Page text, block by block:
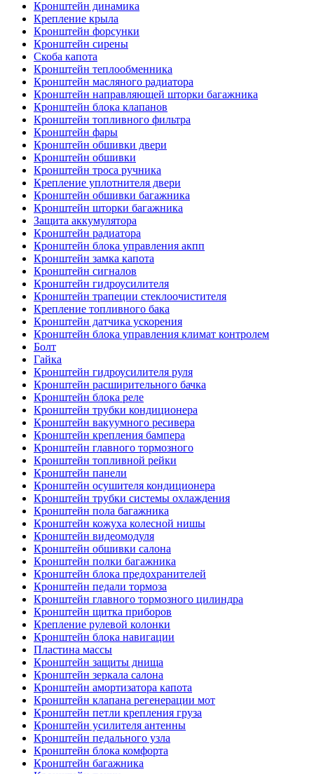
Кронштейн динамика
Крепление крыла
Кронштейн форсунки
Кронштейн сирены
Скоба капота
Кронштейн теплообменника
Кронштейн масляного радиатора
Кронштейн направляющей шторки багажника
Кронштейн блока клапанов
Кронштейн топливного фильтра
Кронштейн фары
Кронштейн обшивки двери
Кронштейн обшивки
Кронштейн троса ручника
Крепление уплотнителя двери
Кронштейн обшивки багажника
Кронштейн шторки багажника
Защита аккумулятора
Кронштейн радиатора
Кронштейн блока управления акпп
Кронштейн замка капота
Кронштейн сигналов
Кронштейн гидроусилителя
Кронштейн трапеции стеклоочистителя
Крепление топливного бака
Кронштейн датчика ускорения
Кронштейн блока управления климат контролем
Болт
Гайка
Кронштейн гидроусилителя руля
Кронштейн расширительного бачка
Кронштейн блока реле
Кронштейн трубки кондиционера
Кронштейн вакуумного ресивера
Кронштейн крепления бампера
Кронштейн главного тормозного
Кронштейн топливной рейки
Кронштейн панели
Кронштейн осушителя кондиционера
Кронштейн трубки системы охлаждения
Кронштейн пола багажника
Кронштейн кожуха колесной нишы
Кронштейн видеомодуля
Кронштейн обшивки салона
Кронштейн полки багажника
Кронштейн блока предохранителей
Кронштейн педали тормоза
Кронштейн главного тормозного цилиндра
Кронштейн щитка приборов
Крепление рулевой колонки
Кронштейн блока навигации
Пластина массы
Кронштейн защиты днища
Кронштейн зеркала салона
Кронштейн амортизатора капота
Кронштейн клапана регенерации мот
Кронштейн петли крепления груза
Кронштейн усилителя антенны
Кронштейн педального узла
Кронштейн блока комфорта
Кронштейн багажника